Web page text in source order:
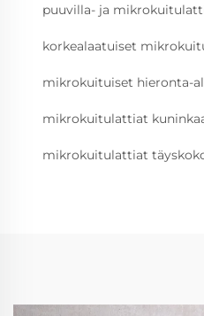
puuvilla- ja
korkealaatuiset
mikrokuituiset hieronta-
mikrokuitulattiat
mikrokuitulattiat